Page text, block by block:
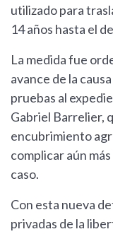
utilizado para
14 años hasta el
La medida fue
avance de la
pruebas al
Gabriel Barrelier,
encubrimiento
complicar aún
caso.
Con esta nueva
privadas de la